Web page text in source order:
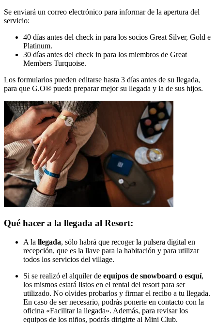
Se enviará un correo electrónico para informar de la apertura del
servicio:
40 días antes del check in para los socios Great Silver, Gold e
Platinum.
30 días antes del check in para los miembros de Great
Members Turquoise.
Los formularios pueden editarse hasta 3 días antes de su llegada,
para que G.O® pueda preparar mejor su llegada y la de sus hijos.
Qué hacer a la llegada al Resort:
A la llegada, sólo habrá que recoger la pulsera digital en
recepción, que es la llave para la habitación y para utilizar
todos los servicios del village.
Si se realizó el alquiler de equipos de snowboard o esquí,
los mismos estará listos en el rental del resort para ser
utilizado. No olvides probarlos y firmar el recibo a tu llegada.
En caso de ser necesario, podrás ponerte en contacto con la
oficina «Facilitar la llegada». Además, para revisar los
equipos de los niños, podrás dirigirte al Mini Club.